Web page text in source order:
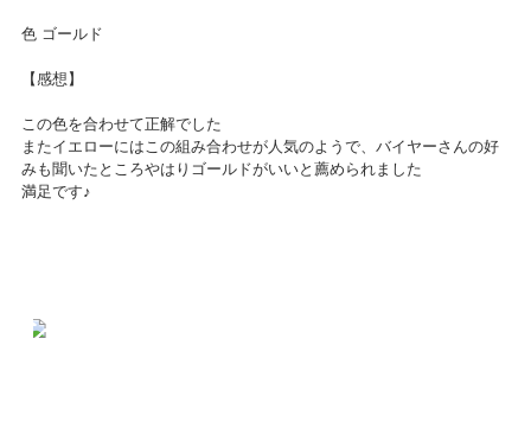
色 ゴールド
【感想】
この色を合わせて正解でした
またイエローにはこの組み合わせが人気のようで、バイヤーさんの好
みも聞いたところやはりゴールドがいいと薦められました
満足です♪